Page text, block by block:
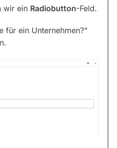
wir ein Radiobutton-Feld.
für ein Unternehmen?“